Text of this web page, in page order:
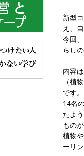
新型
え、
今回
らし
内容
（植
です。
14名
たよ
もの
植物
ーリ